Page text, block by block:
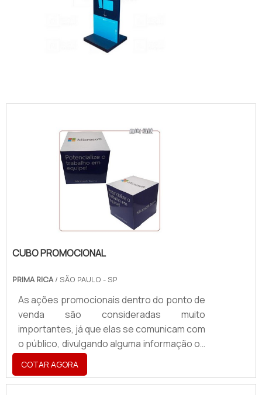
CUBO PROMOCIONAL
PRIMA RICA/ SÃO PAULO - SP
As ações promocionais dentro do ponto de
venda são consideradas muito
importantes, já que elas se comunicam com
o público, divulgando alguma informação ou
diferentes promoções. O cubo
promocional pode ser adquirido de modo
personalizado, para que assim seja capaz
COTAR AGORA